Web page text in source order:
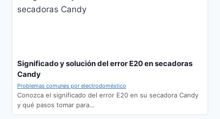
Significado y solución del error E20 en secadoras
Candy
Problemas comunes por electrodoméstico
Conozca el significado del error E20 en su secadora Candy
y qué pasos tomar para…